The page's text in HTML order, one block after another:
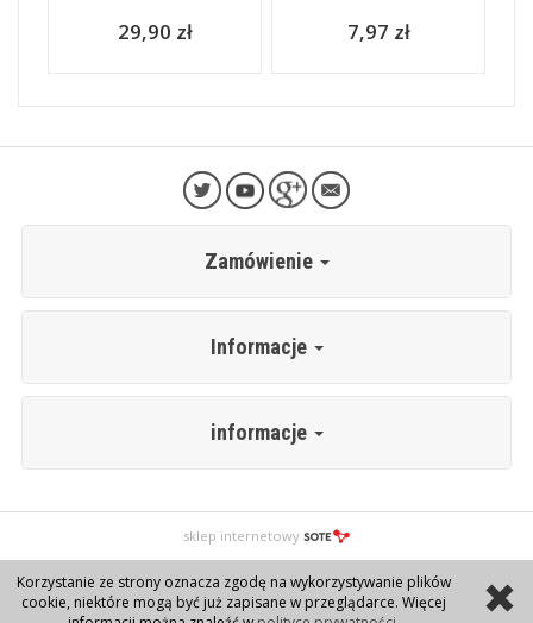
29,90 zł 7,97 zł
Zamówienie
Informacje
informacje
sklep internetowy
Korzystanie ze strony oznacza zgodę na wykorzystywanie plików
cookie, niektóre mogą być już zapisane w przeglądarce. Więcej